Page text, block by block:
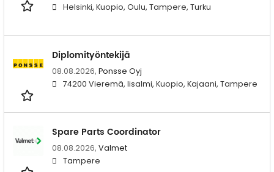
Helsinki, Kuopio, Oulu, Tampere, Turku
Diplomityöntekijä
08.08.2026, Ponsse Oyj
74200 Vieremä, Iisalmi, Kuopio, Kajaani, Tampere
Spare Parts Coordinator
08.08.2026, Valmet
Tampere